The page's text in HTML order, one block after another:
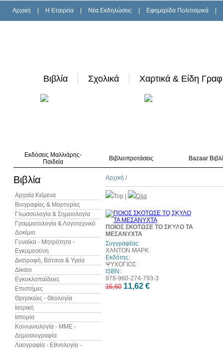
Αρχική H Εταιρεία Νέα Εκδηλώσεις Εφημερίδα Πολιτισμικά
Βιβλία Σχολικά Χαρτικά & Είδη
Εκδόσεις Μαλλιάρης-
Παιδεία
Βιβλιοπροτάσεις Bazaar
Βιβλία
Αρχαία Κείμενα
Βιογραφίες & Μαρτυρίες
Γλωσσολογία & Σημειολογία
Γραμματολογία & Λογοτεχνικό
Δοκίμιο
Γυναίκα - Μητρότητα -
Εγκυμοσύνη
Διατροφή, Βότανα & Υγεία
Δίκαιο
Εγκυκλοπαίδειες
Επιστήμες
Θρησκείες - Θεολογία
Ιατρική
Ιστορία
Κοινωνιολογία - ΜΜΕ -
Δημοσιογραφία
Λαογραφία - Εθνολογία -
Αρχική /
Top Όλα
30%
web
ΠΟΙΟΣ ΣΚΟΤΩΣΕ ΤΟ ΣΚΥΛΟ ΤΑ
ΜΕΣΑΝΥΧΤΑ
Συγγραφέας:
ΧΑΝΤΟΝ ΜΑΡΚ
Εκδότης:
ΨΥΧΟΓΙΟΣ
ISBN:
978-960-274-793-3
16,60 11,62 €